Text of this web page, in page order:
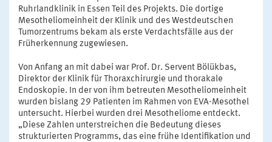
Ruhrlandklinik in Essen Teil des Projekts. Die dortige
Mesotheliomeinheit der Klinik und des Westdeutschen
Tumorzentrums bekam als erste Verdachtsfälle aus der
Früherkennung zugewiesen.
Von Anfang an mit dabei war Prof. Dr. Servent Bölükbas,
Direktor der Klinik für Thoraxchirurgie und thorakale
Endoskopie. In der von ihm betreuten Mesotheliomeinheit
wurden bislang 29 Patienten im Rahmen von EVA-Mesothel
untersucht. Hierbei wurden drei Mesotheliome entdeckt.
„Diese Zahlen unterstreichen die Bedeutung dieses
strukturierten Programms, das eine frühe Identifikation und